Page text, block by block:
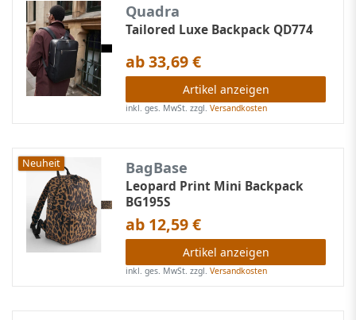
Quadra
Tailored Luxe Backpack QD774
ab 33,69 €
Artikel anzeigen
inkl. ges. MwSt. zzgl.Versandkosten
Neuheit BagBase
Leopard Print Mini Backpack
BG195S
ab 12,59 €
Artikel anzeigen
inkl. ges. MwSt. zzgl.Versandkosten